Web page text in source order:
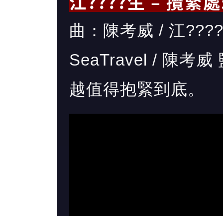
曲：陳考威 / 江
SeaTravel / 陳考威
越值得抱緊到底。